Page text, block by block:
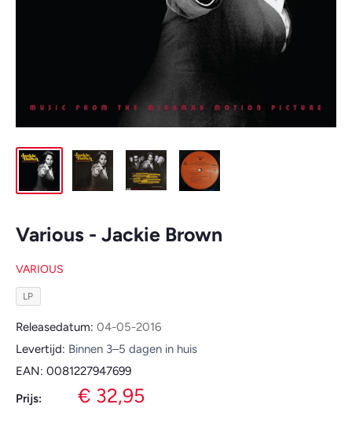
Various - Jackie Brown
VARIOUS
LP
Releasedatum: 04-05-2016
Levertijd: Binnen 3–5 dagen in huis
EAN: 0081227947699
Prijs:
Verkoopprijs
€ 32,95